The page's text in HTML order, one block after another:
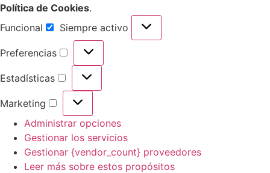
Política de Cookies.
Funcional
Siempre activo
Preferencias
Estadísticas
Marketing
Administrar opciones
Gestionar los servicios
Gestionar {vendor_count} proveedores
Leer más sobre estos propósitos